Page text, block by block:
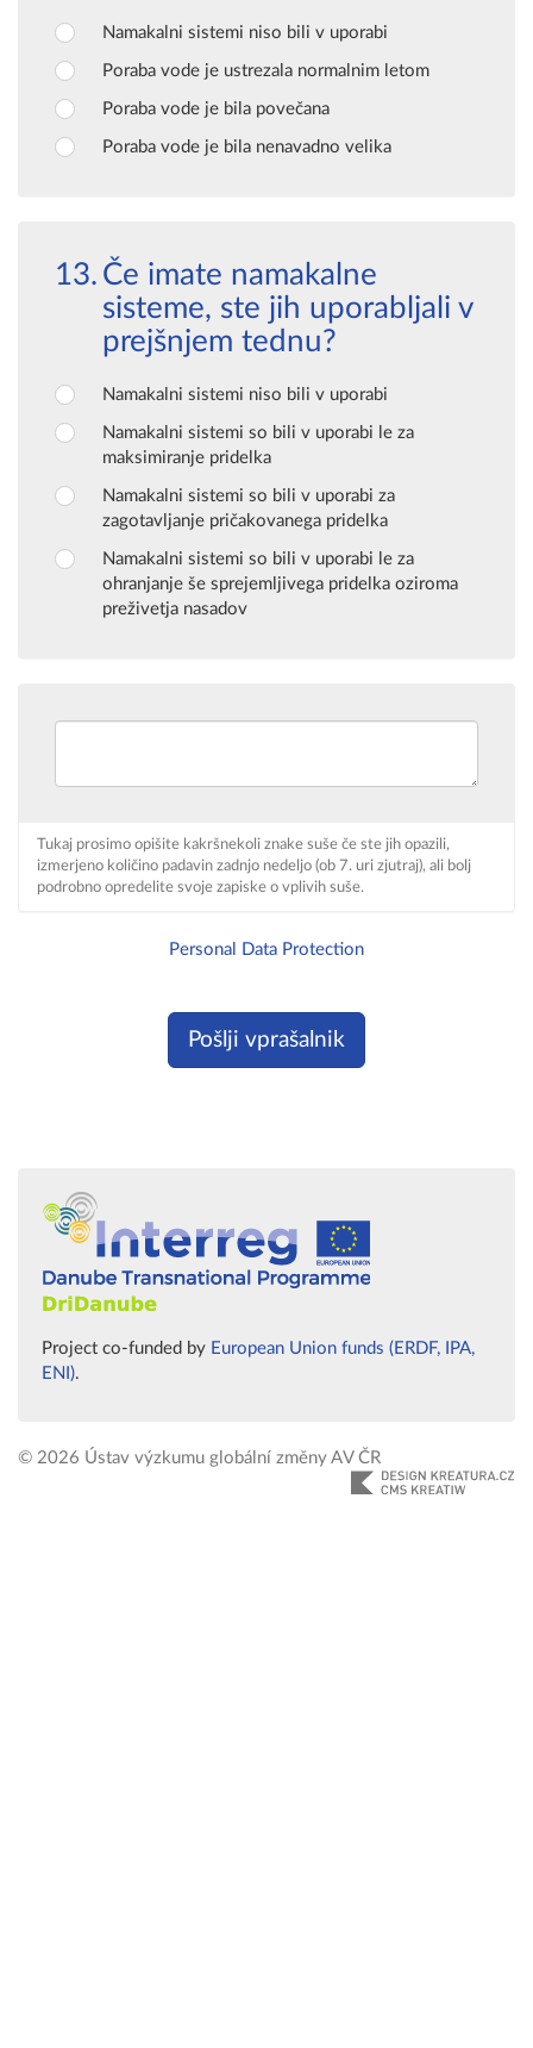
Namakalni sistemi niso bili v uporabi
Poraba vode je ustrezala normalnim letom
Poraba vode je bila povečana
Poraba vode je bila nenavadno velika
Če imate namakalne
sisteme, ste jih uporabljali v
prejšnjem tednu?
Namakalni sistemi niso bili v uporabi
Namakalni sistemi so bili v uporabi le za
maksimiranje pridelka
Namakalni sistemi so bili v uporabi za
zagotavljanje pričakovanega pridelka
Namakalni sistemi so bili v uporabi le za
ohranjanje še sprejemljivega pridelka oziroma
preživetja nasadov
Tukaj prosimo opišite kakršnekoli znake suše če ste jih opazili,
izmerjeno količino padavin zadnjo nedeljo (ob 7. uri zjutraj), ali bolj
podrobno opredelite svoje zapiske o vplivih suše.
Personal Data Protection
Project co-funded by European Union funds (ERDF, IPA,
ENI).
© 2026 Ústav výzkumu globální změny AV ČR